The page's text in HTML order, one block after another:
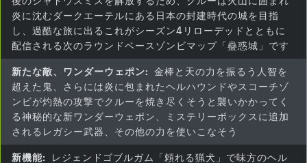
炎に沈むダークエーテルにある日本の封建時代の城を目指
し、過酷な旅に出るこれがシーズン4リローデッドとともに
配信される次のラウンドベースゾンビマップ「蠱惑城」です
新たな敵、ワンダーウェポン:
金棒と天の力を振るう人智を
超えた鬼、さらには炎に包まれたヘルハウンドやスコーチゾ
ンビが灼熱の攻撃でクルーを焼き尽くそうと襲いかかってく
る神秘的な新ワンダーウェポン、ミステリーボックスに追加
されるレガシー武器、その他の力を使いこなそう
新機能:
レジェンドゴブルガム「頼れる猟犬」で味方のヘル